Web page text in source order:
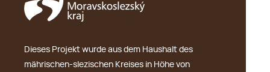
Dieses Projekt wurde aus dem Haushalt des
mährischen-slezischen Kreises in Höhe von